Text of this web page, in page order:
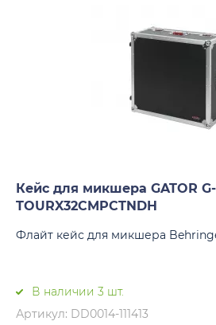
Кейс для микшера GATOR G-
TOURX32CMPCTNDH
Флайт кейс для микшера
В наличии 3 шт.
Артикул: DD0014-111413